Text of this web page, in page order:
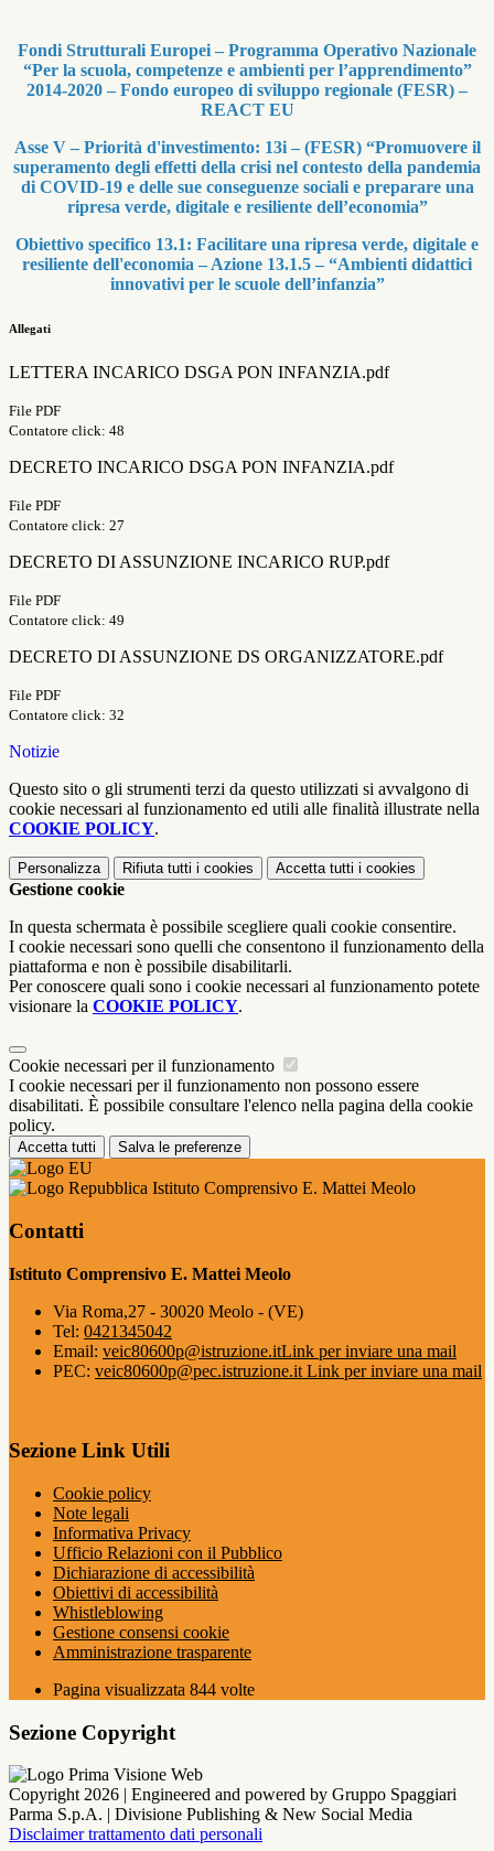
Fondi Strutturali Europei – Programma Operativo Nazionale
“Per la scuola, competenze e ambienti per l’apprendimento”
2014-2020 – Fondo europeo di sviluppo regionale (FESR) –
REACT EU
Asse V – Priorità d'investimento: 13i – (FESR) “Promuovere il
superamento degli effetti della crisi nel contesto della pandemia
di COVID-19 e delle sue conseguenze sociali e preparare una
ripresa verde, digitale e resiliente dell’economia”
Obiettivo specifico 13.1: Facilitare una ripresa verde, digitale e
resiliente dell'economia – Azione 13.1.5 – “Ambienti didattici
innovativi per le scuole dell’infanzia”
Allegati
LETTERA INCARICO DSGA PON INFANZIA.pdf
File PDF
Contatore click: 48
DECRETO INCARICO DSGA PON INFANZIA.pdf
File PDF
Contatore click: 27
DECRETO DI ASSUNZIONE INCARICO RUP.pdf
File PDF
Contatore click: 49
DECRETO DI ASSUNZIONE DS ORGANIZZATORE.pdf
File PDF
Contatore click: 32
Notizie
Questo sito o gli strumenti terzi da questo utilizzati si avvalgono di
cookie necessari al funzionamento ed utili alle finalità illustrate nella
COOKIE POLICY.
Personalizza Rifiuta tutti i cookies Accetta tutti i cookies
Gestione cookie
In questa schermata è possibile scegliere quali cookie consentire.
I cookie necessari sono quelli che consentono il funzionamento della
piattaforma e non è possibile disabilitarli.
Per conoscere quali sono i cookie necessari al funzionamento potete
visionare la COOKIE POLICY.
Cookie necessari per il funzionamento
I cookie necessari per il funzionamento non possono essere
disabilitati. È possibile consultare l'elenco nella pagina della cookie
policy.
Accetta tutti Salva le preferenze
Istituto Comprensivo E. Mattei Meolo
Contatti
Istituto Comprensivo E. Mattei Meolo
Via Roma,27 - 30020 Meolo - (VE)
Tel: 0421345042
Email: veic80600p@istruzione.itLink per inviare una mail
PEC: veic80600p@pec.istruzione.it Link per inviare una mail
Sezione Link Utili
Cookie policy
Note legali
Informativa Privacy
Ufficio Relazioni con il Pubblico
Dichiarazione di accessibilità
Obiettivi di accessibilità
Whistleblowing
Gestione consensi cookie
Amministrazione trasparente
Pagina visualizzata 844 volte
Sezione Copyright
Copyright 2026 | Engineered and powered by Gruppo Spaggiari
Parma S.p.A. | Divisione Publishing & New Social Media
Disclaimer trattamento dati personali